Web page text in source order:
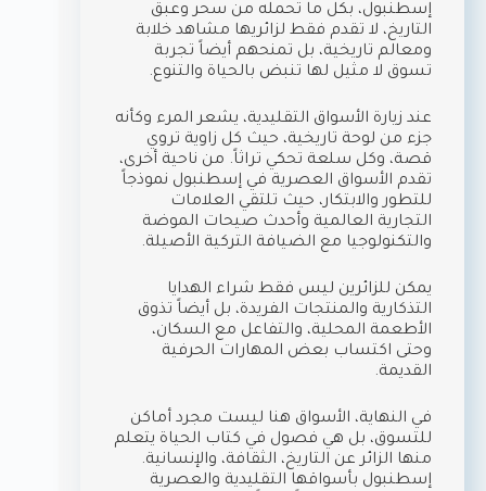
إسطنبول، بكل ما تحمله من سحر وعبق
التاريخ، لا تقدم فقط لزائريها مشاهد خلابة
ومعالم تاريخية، بل تمنحهم أيضاً تجربة
تسوق لا مثيل لها تنبض بالحياة والتنوع.
عند زيارة الأسواق التقليدية، يشعر المرء وكأنه
جزء من لوحة تاريخية، حيث كل زاوية تروي
قصة، وكل سلعة تحكي تراثاً. من ناحية أخرى،
تقدم الأسواق العصرية في إسطنبول نموذجاً
للتطور والابتكار، حيث تلتقي العلامات
التجارية العالمية وأحدث صيحات الموضة
والتكنولوجيا مع الضيافة التركية الأصيلة.
يمكن للزائرين ليس فقط شراء الهدايا
التذكارية والمنتجات الفريدة، بل أيضاً تذوق
الأطعمة المحلية، والتفاعل مع السكان،
وحتى اكتساب بعض المهارات الحرفية
القديمة.
في النهاية، الأسواق هنا ليست مجرد أماكن
للتسوق، بل هي فصول في كتاب الحياة يتعلم
منها الزائر عن التاريخ، الثقافة، والإنسانية.
إسطنبول بأسواقها التقليدية والعصرية